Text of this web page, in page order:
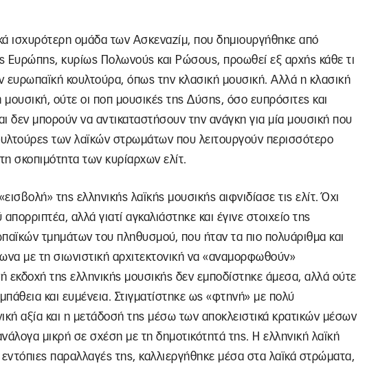
ισχυρότερη ομάδα των Ασκεναζίμ, που δημιουργήθηκε από
Ευρώπης, κυρίως Πολωνούς και Ρώσους, προωθεί εξ αρχής κάθε τι
ευρωπαϊκή κουλτούρα, όπως την κλασική μουσική. Αλλά η κλασική
μουσική, ούτε οι ποπ μουσικές της Δύσης, όσο ευπρόσιτες και
δεν μπορούν να αντικαταστήσουν την ανάγκη για μία μουσική που
των λαϊκών στρωμάτων που λειτουργούν περισσότερο
σκοπιμότητα των κυρίαρχων ελίτ.
της ελληνικής λαϊκής μουσικής αιφνιδίασε τις ελίτ. Όχι
αλλά γιατί αγκαλιάστηκε και έγινε στοιχείο της
τμημάτων του πληθυσμού, που ήταν τα πιο πολυάριθμα και
με τη σιωνιστική αρχιτεκτονική να «αναμορφωθούν»
εκδοχή της ελληνικής μουσικής δεν εμποδίστηκε άμεσα, αλλά ούτε
και ευμένεια. Στιγματίστηκε ως «φτηνή» με πολύ
αξία και η μετάδοσή της μέσω των αποκλειστικά κρατικών μέσων
μικρή σε σχέση με τη δημοτικότητά της. Η ελληνική λαϊκή
παραλλαγές της, καλλιεργήθηκε μέσα στα λαϊκά στρώματα,